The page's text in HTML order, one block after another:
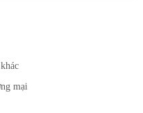
mại